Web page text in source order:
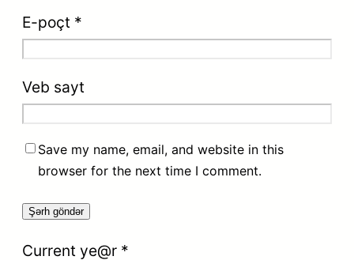
E-poçt *
Veb sayt
Save my name, email, and website in this
browser for the next time I comment.
Current ye@r *